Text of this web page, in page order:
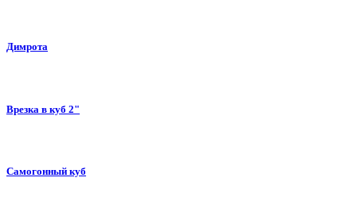
Димрота
Врезка в куб 2"
Самогонный куб